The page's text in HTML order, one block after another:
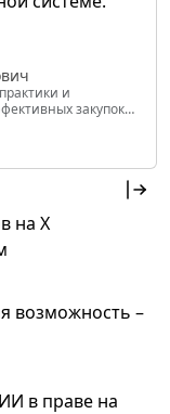
и
закупок
на X
возможность –
в праве на